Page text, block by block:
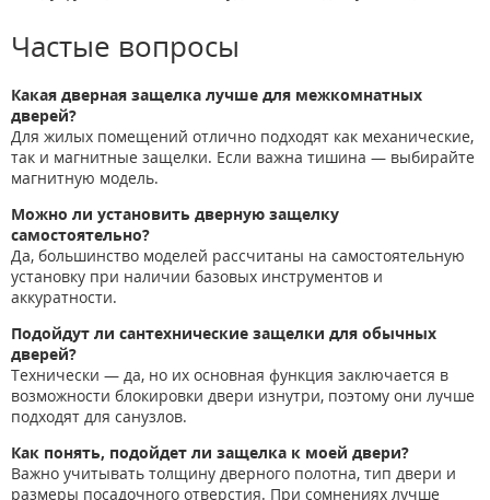
Частые вопросы
Какая дверная защелка лучше для межкомнатных
дверей?
Для жилых помещений отлично подходят как механические,
так и магнитные защелки. Если важна тишина — выбирайте
магнитную модель.
Можно ли установить дверную защелку
самостоятельно?
Да, большинство моделей рассчитаны на самостоятельную
установку при наличии базовых инструментов и
аккуратности.
Подойдут ли сантехнические защелки для обычных
дверей?
Технически — да, но их основная функция заключается в
возможности блокировки двери изнутри, поэтому они лучше
подходят для санузлов.
Как понять, подойдет ли защелка к моей двери?
Важно учитывать толщину дверного полотна, тип двери и
размеры посадочного отверстия. При сомнениях лучше